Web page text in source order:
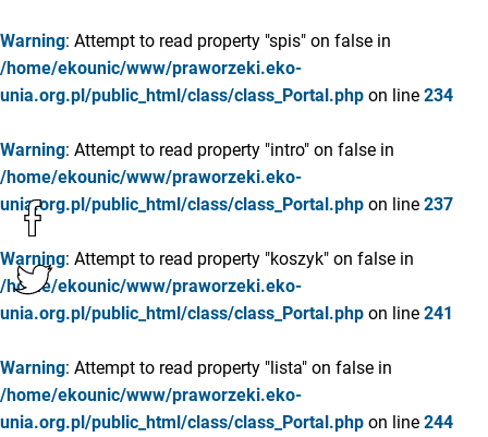
Warning: Attempt to read property "spis" on false in
/home/ekounic/www/praworzeki.eko-
unia.org.pl/public_html/class/class_Portal.php on line 234
Warning: Attempt to read property "intro" on false in
/home/ekounic/www/praworzeki.eko-
unia.org.pl/public_html/class/class_Portal.php on line 237
Warning: Attempt to read property "koszyk" on false in
/home/ekounic/www/praworzeki.eko-
unia.org.pl/public_html/class/class_Portal.php on line 241
Warning: Attempt to read property "lista" on false in
/home/ekounic/www/praworzeki.eko-
unia.org.pl/public_html/class/class_Portal.php on line 244